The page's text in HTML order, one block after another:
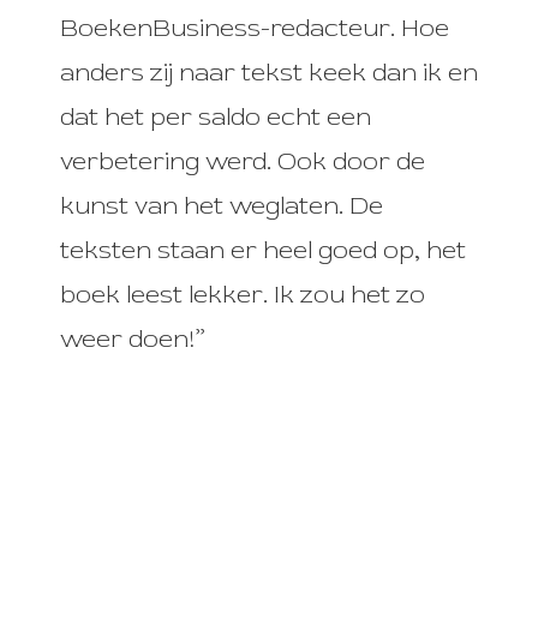
BoekenBusiness-redacteur. Hoe
anders zij naar tekst keek dan ik en
dat het per saldo echt een
verbetering werd. Ook door de
kunst van het weglaten. De
teksten staan er heel goed op, het
boek leest lekker. Ik zou het zo
weer doen!”